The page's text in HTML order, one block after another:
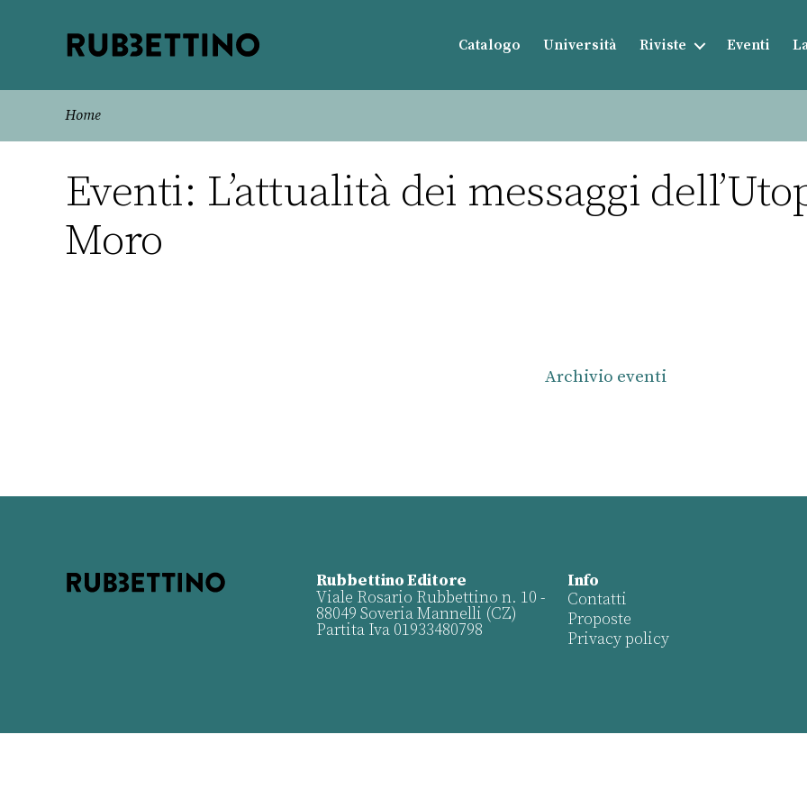
Catalogo Università Riviste Eventi
Home
Eventi: L’attualità dei messaggi
Moro
Archivio eventi
Rubbettino Editore
Viale Rosario Rubbettino n. 10 -
88049 Soveria Mannelli (CZ)
Partita Iva 01933480798
Info
Contatti
Proposte
Privacy policy